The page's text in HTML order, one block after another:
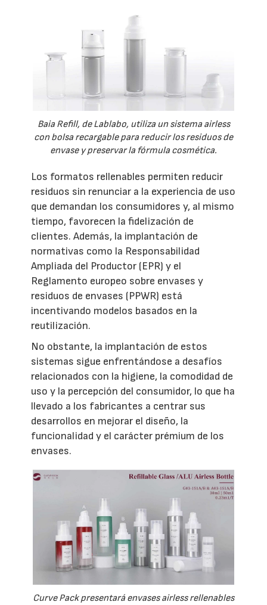
Baia Refill, de Lablabo, utiliza un sistema airless
con bolsa recargable para reducir los residuos de
envase y preservar la fórmula cosmética.
Los formatos rellenables permiten reducir
residuos sin renunciar a la experiencia de uso
que demandan los consumidores y, al mismo
tiempo, favorecen la fidelización de
clientes. Además, la implantación de
normativas como la Responsabilidad
Ampliada del Productor (EPR) y el
Reglamento europeo sobre envases y
residuos de envases (PPWR) está
incentivando modelos basados en la
reutilización.
No obstante, la implantación de estos
sistemas sigue enfrentándose a desafíos
relacionados con la higiene, la comodidad de
uso y la percepción del consumidor, lo que ha
llevado a los fabricantes a centrar sus
desarrollos en mejorar el diseño, la
funcionalidad y el carácter prémium de los
envases.
Curve Pack presentará envases airless rellenables